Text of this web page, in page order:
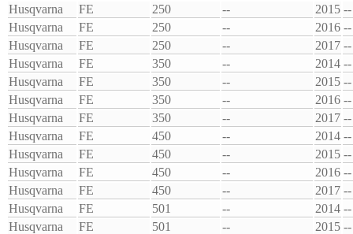
Husqvarna
FE 250 -- 2015 --
Husqvarna
FE 250 -- 2016 --
Husqvarna
FE 250 -- 2017 --
Husqvarna
FE 350 -- 2014 --
Husqvarna
FE 350 -- 2015 --
Husqvarna
FE 350 -- 2016 --
Husqvarna
FE 350 -- 2017 --
Husqvarna
FE 450 -- 2014 --
Husqvarna
FE 450 -- 2015 --
Husqvarna
FE 450 -- 2016 --
Husqvarna
FE 450 -- 2017 --
Husqvarna
FE 501 -- 2014 --
Husqvarna
FE 501 -- 2015 --